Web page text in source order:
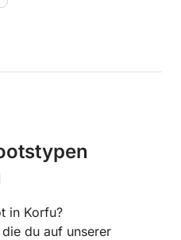
in Korfu?
du auf unserer